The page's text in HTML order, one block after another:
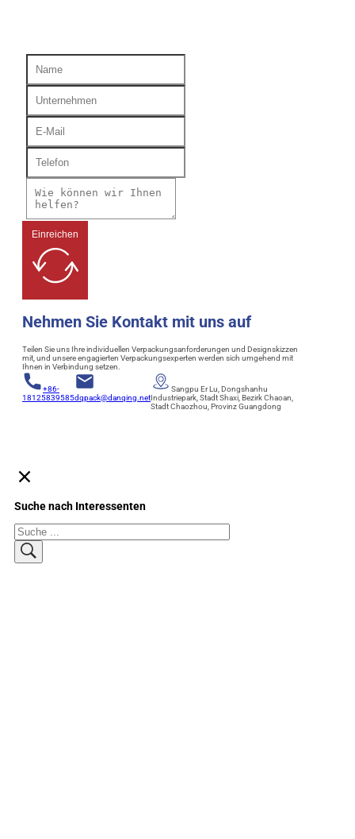
Einreichen
Nehmen Sie Kontakt mit uns auf
Teilen Sie uns Ihre individuellen Verpackungsanforderungen und Designskizzen
mit, und unsere engagierten Verpackungsexperten werden sich umgehend mit
Ihnen in Verbindung setzen.
+86-
18125839585dqpack@danqing.net
Sangpu Er Lu, Dongshanhu
Industriepark, Stadt Shaxi, Bezirk Chaoan,
Stadt Chaozhou, Provinz Guangdong
Suche nach Interessenten
Suchen